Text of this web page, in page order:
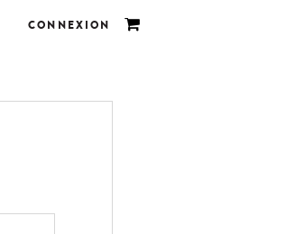
CONNEXION